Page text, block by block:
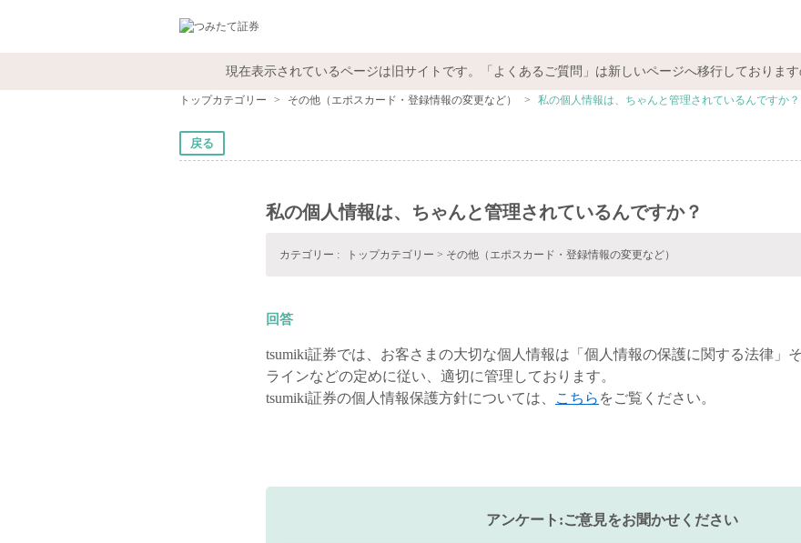
現在表示されているページは旧サイトです。「よくあるご質問」は新しいページへ移行しております
トップカテゴリー > その他（エポスカード・登録情報の変更など） > 私の個人情報は、ちゃんと管理されているんですか？
戻る
私の個人情報は、ちゃんと管理されているんですか？
カテゴリー : トップカテゴリー > その他（エポスカード・登録情報の変更など）
回答
tsumiki証券では、お客さまの大切な個人情報は「個人情報の保護に関する法律」
ラインなどの定めに従い、適切に管理しております。
tsumiki証券の個人情報保護方針については、
こちら をご覧ください。
アンケート:ご意見をお聞かせください